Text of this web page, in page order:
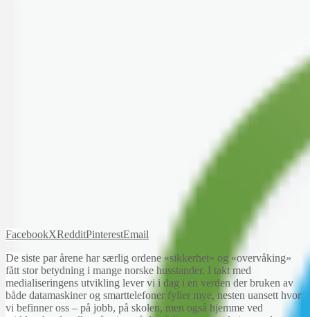
FacebookXRedditPinterestEmail
De siste par årene har særlig ordene «sikkerhet» og «overvåking»
fått stor betydning i mange norske husstander. I takt med
medialiseringens utvikling lever vi i dag i en verden der bruken av
både datamaskiner og smarttelefoner fyller mye, nesten uansett hvor
vi befinner oss – på jobb, på skolen, men også hjemme ved